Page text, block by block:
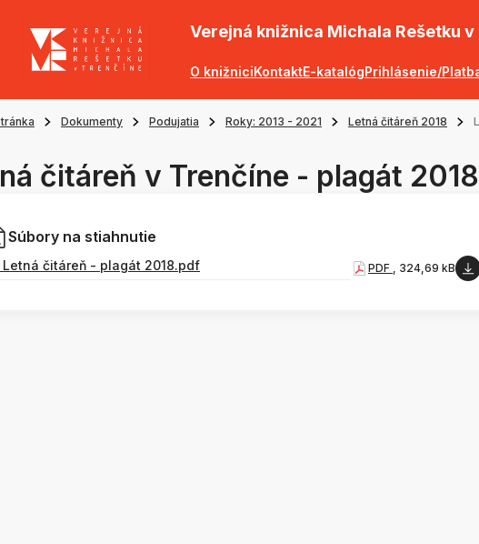
Verejná knižnica Michala Rešetku
O knižniciKontaktE-katalógPrihlásenie/
Dokumenty Podujatia Roky: 2013 - 2021 Letná čitáreň 2018
čitáreň v Trenčíne - plagát 2018
Súbory na stiahnutie
Letná čitáreň - plagát 2018.pdf PDF , 324,69 kB